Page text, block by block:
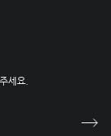
세요.